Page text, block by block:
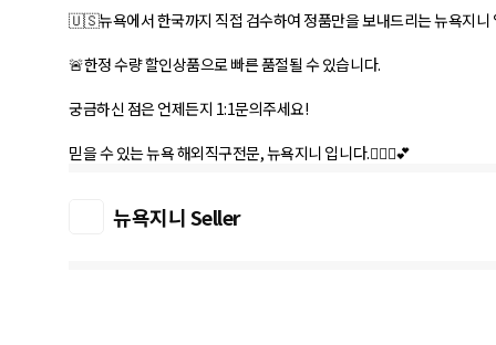
🇺🇸뉴욕에서 한국까지 직접 검수하여 정품만을 보내드리는 뉴욕지니
🚨한정 수량 할인상품으로 빠른 품절될 수 있습니다.
궁금하신 점은 언제든지 1:1문의주세요!
믿을 수 있는 뉴욕 해외직구전문, 뉴욕지니 입니다.🙋🏼‍♀️💕
뉴욕지니 Seller